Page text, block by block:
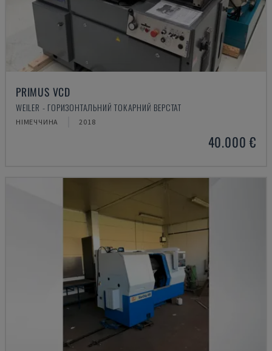
PRIMUS VCD
WEILER - ГОРИЗОНТАЛЬНИЙ ТОКАРНИЙ ВЕРСТАТ
НІМЕЧЧИНА 2018
40.000 €